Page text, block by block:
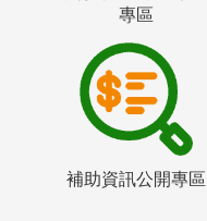
專區
補助資訊公開專區